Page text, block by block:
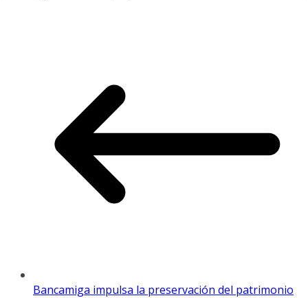
Bancamiga impulsa la preservación del patrimonio